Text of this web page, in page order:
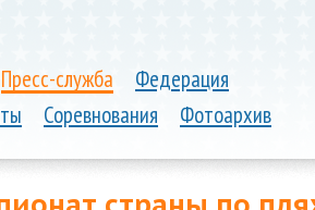
Пресс-служба
Федерация
Соревнования Фотоархив